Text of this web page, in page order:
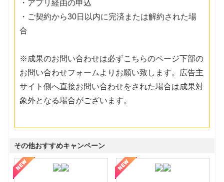
・アプリ経由の申込
・ご契約から30日以内に完済または解約された場
合
※成果のお問い合わせは必ずこちらのページ下部の
お問い合わせフォームよりお願い致します。広告主
サイト側へ直接お問い合わせをされた場合は成果対
象外となる場合がございます。
その他おすすめキャンペーン